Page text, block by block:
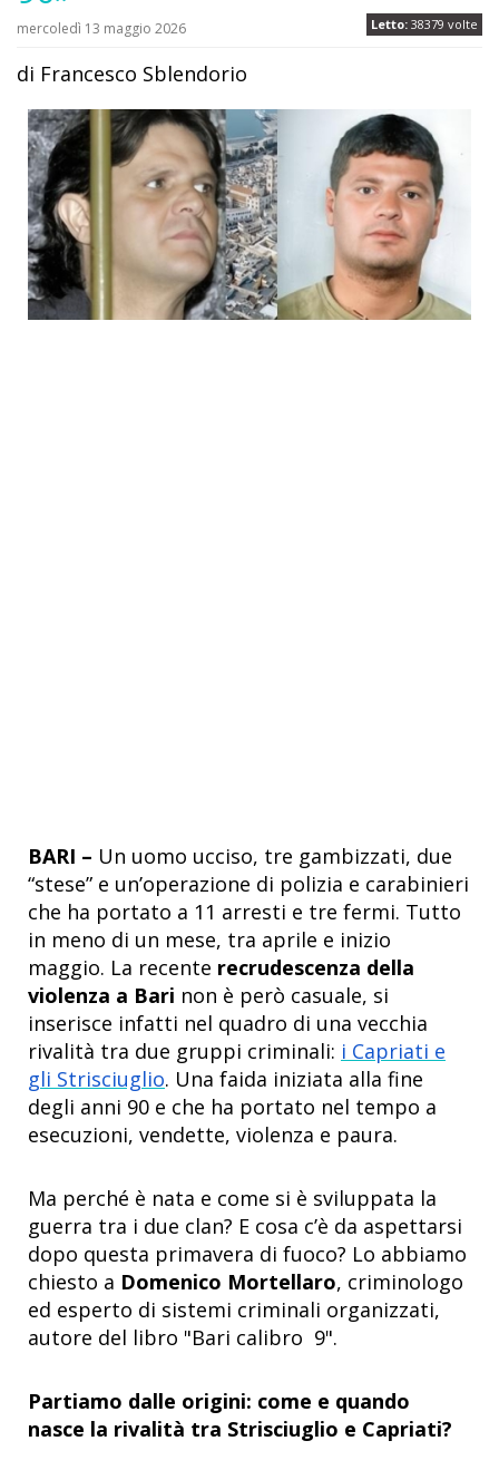
Letto: 38379 volte
mercoledì 13 maggio 2026
di Francesco Sblendorio
BARI – Un uomo ucciso, tre gambizzati, due
“stese” e un’operazione di polizia e carabinieri
che ha portato a 11 arresti e tre fermi. Tutto
in meno di un mese, tra aprile e inizio
maggio. La recente recrudescenza della
violenza a Bari non è però casuale, si
inserisce infatti nel quadro di una vecchia
rivalità tra due gruppi criminali: i Capriati e
gli Strisciuglio. Una faida iniziata alla fine
degli anni 90 e che ha portato nel tempo a
esecuzioni, vendette, violenza e paura.
Ma perché è nata e come si è sviluppata la
guerra tra i due clan? E cosa c’è da aspettarsi
dopo questa primavera di fuoco? Lo abbiamo
chiesto a Domenico Mortellaro, criminologo
ed esperto di sistemi criminali organizzati,
autore del libro "Bari calibro 9".
Partiamo dalle origini: come e quando
nasce la rivalità tra Strisciuglio e Capriati?